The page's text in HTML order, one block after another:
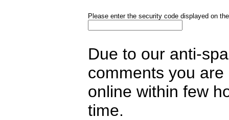
Please enter the security code displayed on
Due to our anti-
comments you
online within few
time.